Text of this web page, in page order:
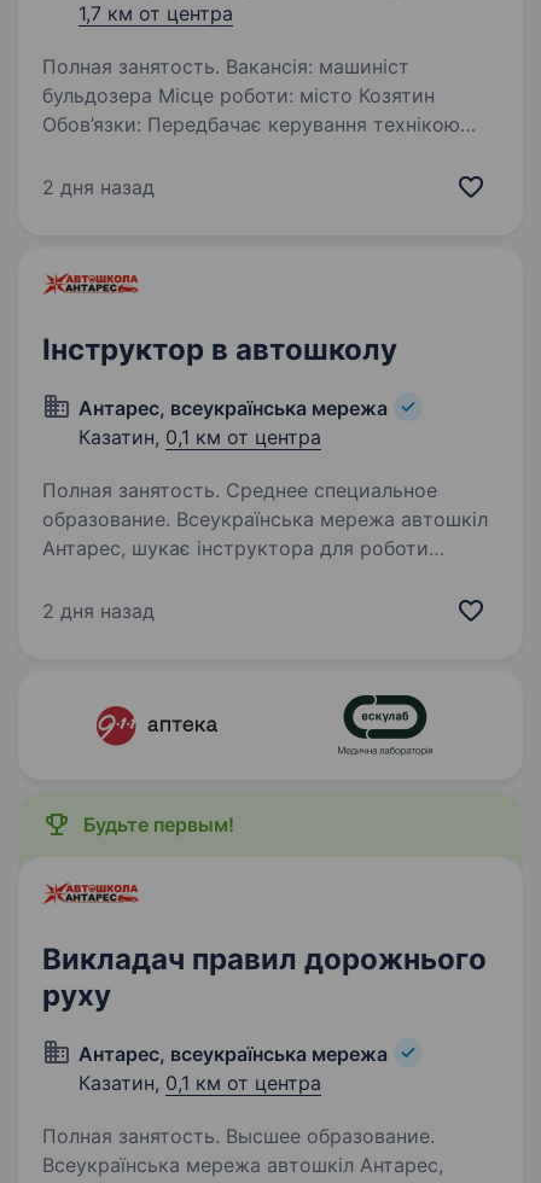
1,7 км от центра
Полная занятость. Вакансія: машиніст
бульдозера Місце роботи: місто Козятин
Обов’язки: Передбачає керування технікою
(розробка, переміщення ґрунту, планування).
2 дня назад
Інструктор в автошколу
Антарес, всеукраїнська мережа
Казатин, 0,1 км от центра
Полная занятость. Среднее специальное
образование. Всеукраїнська мережа автошкіл
Антарес, шукає інструктора для роботи
або жінка військовий квиток для
2 дня назад
Будьте первым!
Викладач правил дорожнього
руху
Антарес, всеукраїнська мережа
Казатин, 0,1 км от центра
Полная занятость. Высшее образование.
Всеукраїнська мережа автошкіл Антарес,